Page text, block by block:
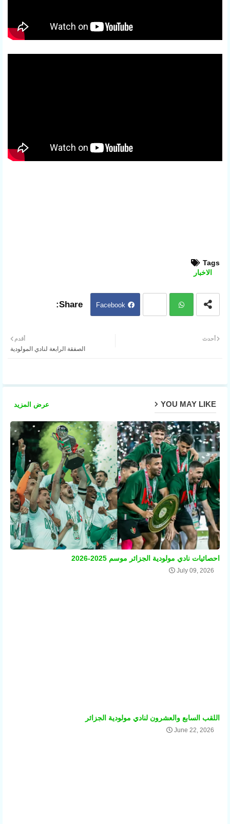
Tags
الاخبار
Facebook
أحدث أقدم
الصفقة الرابعة لنادي المولودية
YOU MAY LIKE عرض المزيد
احصائيات نادي مولودية الجزائر موسم 2025-2026
July 09, 2026
اللقب السابع والعشرون لنادي مولودية الجزائر
June 22, 2026